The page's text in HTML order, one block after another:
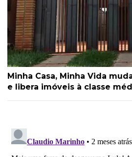
Minha Casa, Minha Vida
e libera imóveis à classe